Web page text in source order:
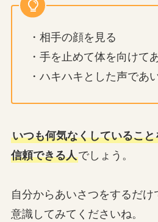
・相手の顔を見る
・手を止めて体を向けて
・ハキハキとした声であ
いつも何気なくしているこ
信頼できる人でしょう。
自分からあいさつをするだけ
意識してみてくださいね。